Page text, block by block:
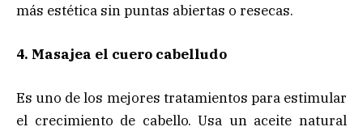
más estética sin puntas abiertas o resecas.
4. Masajea el cuero cabelludo
Es uno de los mejores tratamientos para estimular
el crecimiento de cabello. Usa un aceite natural